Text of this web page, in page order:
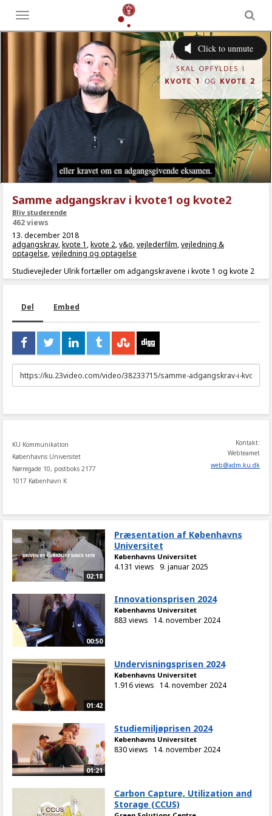
Toggle
menu
Samme adgangskrav i kvote1 og kvote2
Bliv studerende
462 views
13. december 2018
adgangskrav,kvote 1 ,kvote 2,v&o,vejlederfilm,vejledning &
optagelse,vejledning og optagelse
Studievejleder Ulrik fortæller om adgangskravene i kvote 1 og kvote 2
Del Embed
URL
to
KU Kommunikation
Københavns Universitet
Nørregade 10, postboks 2177
1017 København K
Kontakt:
Webteamet
web@adm.ku.dk
02:18
Præsentation af Københavns
Universitet
Københavns Universitet
4.131 views 9. januar 2025
00:50
Innovationsprisen 2024
Københavns Universitet
883 views 14. november 2024
01:42
Undervisningsprisen 2024
Københavns Universitet
1.916 views 14. november 2024
01:21
Studiemiljøprisen 2024
Københavns Universitet
830 views 14. november 2024
Carbon Capture, Utilization and
Storage (CCUS)